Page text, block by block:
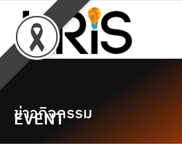
content
ข่าวกิจกรรม
EVENT